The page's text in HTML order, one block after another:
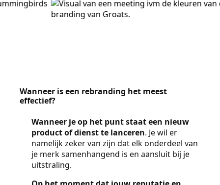
Wanneer is een rebranding het meest
effectief?
Wanneer je op het punt staat een nieuw
product of dienst te lanceren. Je wil er
namelijk zeker van zijn dat elk onderdeel van
je merk samenhangend is en aansluit bij je
uitstraling.